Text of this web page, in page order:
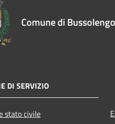
Comune di Bussolengo
DI SERVIZIO
stato civile